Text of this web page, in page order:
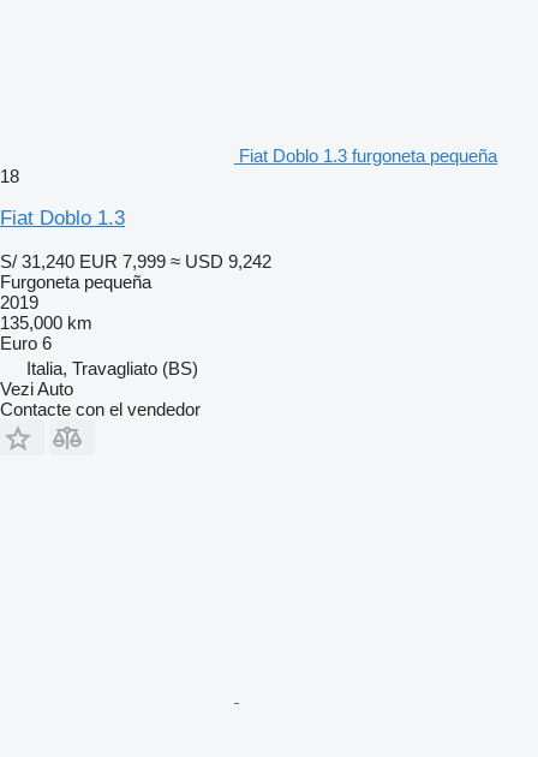
Fiat Doblo 1.3 furgoneta pequeña
18
Fiat Doblo 1.3
S/ 31,240 EUR 7,999 ≈ USD 9,242
Furgoneta pequeña
2019
135,000 km
Euro 6
Italia, Travagliato (BS)
Vezi Auto
Contacte con el vendedor